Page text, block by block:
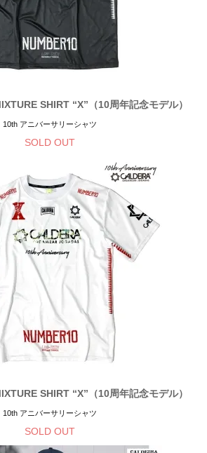
SHIRT “X”（10周年記念モデル）
10th アニバーサリーシャツ
SOLD OUT
SHIRT “X”（10周年記念モデル）
10th アニバーサリーシャツ
SOLD OUT